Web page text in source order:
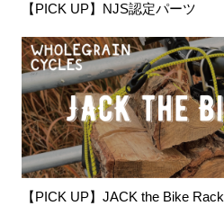
【PICK UP】NJS認定パーツ
【PICK UP】JACK the Bike Rack